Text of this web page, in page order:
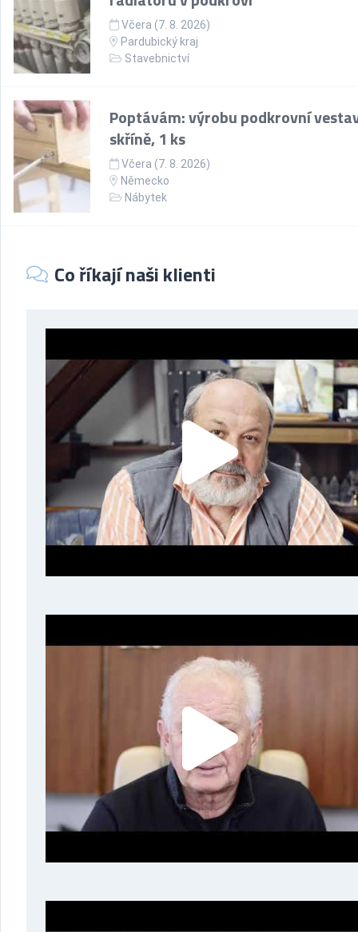
Včera (7. 8. 2026)
Pardubický kraj
Stavebnictví
Poptávám: výrobu podkrovní
skříně, 1 ks
Včera (7. 8. 2026)
Německo
Nábytek
Co říkají naši klienti